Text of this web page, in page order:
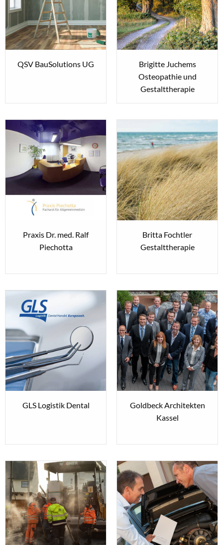
QSV BauSolutions UG
Brigitte Juchems
Osteopathie und
Gestalttherapie
Praxis Dr. med. Ralf
Piechotta
Britta Fochtler
Gestalttherapie
GLS Logistik Dental
Goldbeck Architekten
Kassel